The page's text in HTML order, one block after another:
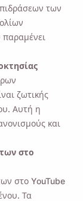
των
παραμένει
ζωτικής
Αυτή η
και
στο
στο YouTube
Τα